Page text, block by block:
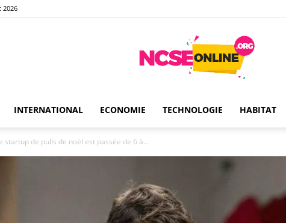
2026
INTERNATIONAL ECONOMIE TECHNOLOGIE HABITAT
startup de pulls de noël est passée de 6 à...